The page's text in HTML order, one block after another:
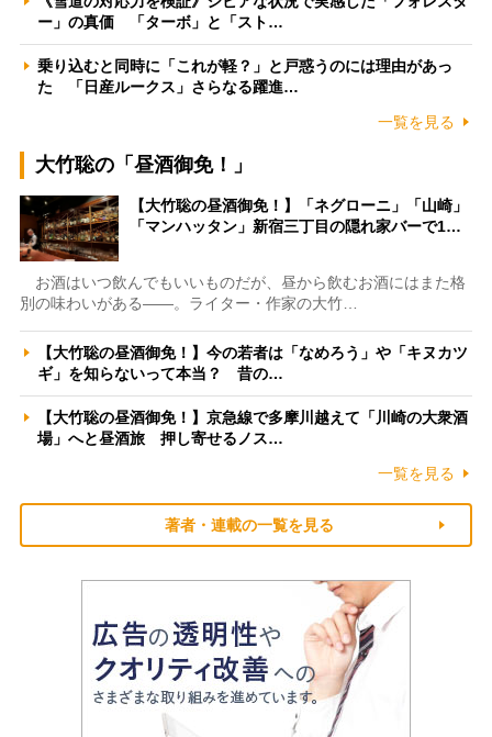
ー」の真価 「ターボ」と「スト…
乗り込むと同時に「これが軽？」と戸惑うのには理由があっ
た 「日産ルークス」さらなる躍進…
一覧を見る
大竹聡の「昼酒御免！」
【大竹聡の昼酒御免！】「ネグローニ」「山崎」
「マンハッタン」新宿三丁目の隠れ家バーで1…
お酒はいつ飲んでもいいものだが、昼から飲むお酒にはまた格
別の味わいがある――。ライター・作家の大竹…
【大竹聡の昼酒御免！】今の若者は「なめろう」や「キヌカツ
ギ」を知らないって本当？ 昔の…
【大竹聡の昼酒御免！】京急線で多摩川越えて「川崎の大衆酒
場」へと昼酒旅 押し寄せるノス…
一覧を見る
著者・連載の一覧を見る